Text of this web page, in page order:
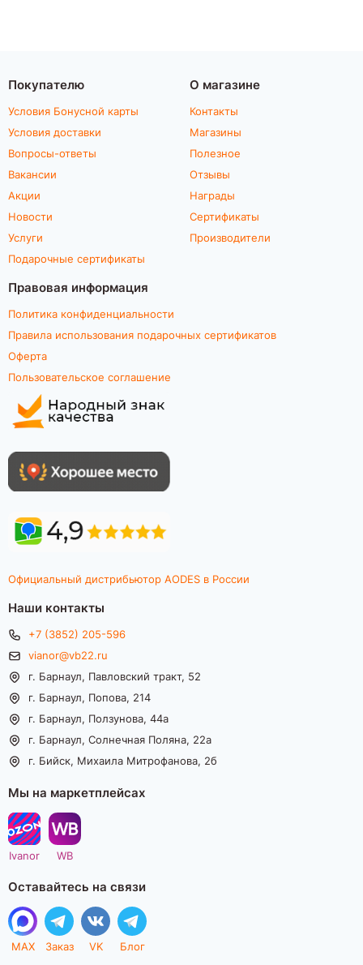
Покупателю
Условия Бонусной карты
Условия доставки
Вопросы-ответы
Вакансии
Акции
Новости
Услуги
Подарочные сертификаты
О магазине
Контакты
Магазины
Полезное
Отзывы
Награды
Сертификаты
Производители
Правовая информация
Политика конфиденциальности
Правила использования подарочных сертификатов
Оферта
Пользовательское соглашение
Официальный дистрибьютор AODES в России
Наши контакты
+7 (3852) 205-596
vianor@vb22.ru
г. Барнаул, Павловский тракт, 52
г. Барнаул, Попова, 214
г. Барнаул, Ползунова, 44а
г. Барнаул, Солнечная Поляна, 22а
г. Бийск, Михаила Митрофанова, 2б
Мы на маркетплейсах
Ivanor WB
Оставайтесь на связи
MAX Заказ VK Блог